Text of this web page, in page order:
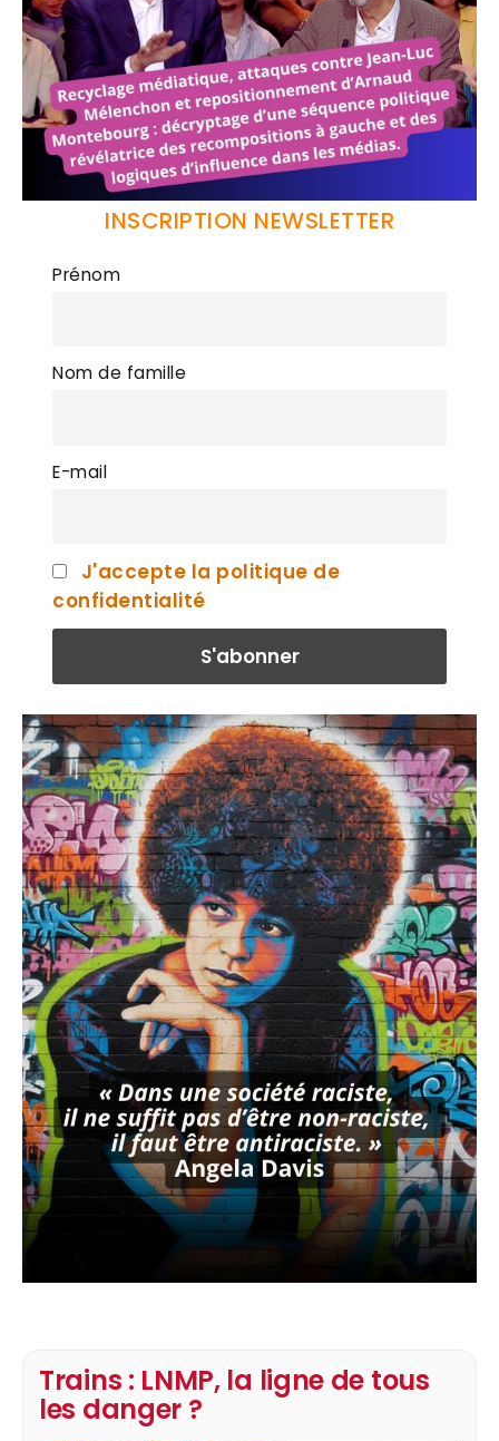
INSCRIPTION NEWSLETTER
Prénom
Nom de famille
E-mail
J'accepte la politique de
confidentialité
Trains : LNMP, la ligne de tous
les danger ?